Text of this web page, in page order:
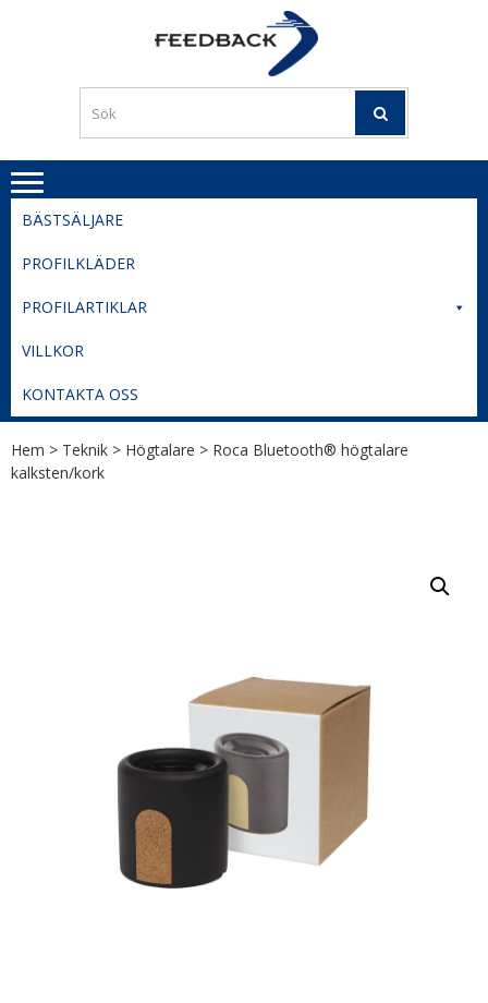
TIL
BESTE
PRISER
BÄSTSÄLJARE
PROFILKLÄDER
PROFILARTIKLAR
VILLKOR
KONTAKTA OSS
Hem > Teknik > Högtalare > Roca Bluetooth® högtalare
kalksten/kork